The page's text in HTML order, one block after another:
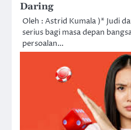
Daring
Oleh : Astrid Kumala )* Judi
serius bagi masa depan
persoalan…